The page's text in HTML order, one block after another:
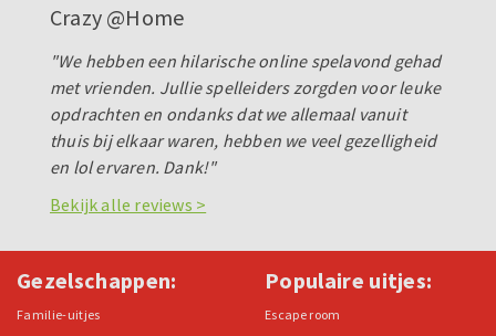
Crazy @Home
"We hebben een hilarische online spelavond gehad
met vrienden. Jullie spelleiders zorgden voor leuke
opdrachten en ondanks dat we allemaal vanuit
thuis bij elkaar waren, hebben we veel gezelligheid
en lol ervaren. Dank!"
Bekijk alle reviews >
Gezelschappen:
Familie-uitjes
Populaire uitjes:
Escape room